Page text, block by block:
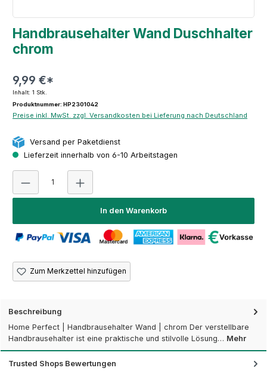
Handbrausehalter Wand Duschhalter
chrom
9,99 €*
Inhalt: 1 Stk.
Produktnummer: HP2301042
Preise inkl. MwSt. zzgl. Versandkosten bei Lieferung nach Deutschland
Versand per Paketdienst
Lieferzeit innerhalb von 6-10 Arbeitstagen
In den Warenkorb
Zum Merkzettel hinzufügen
Beschreibung
Home Perfect | Handbrausehalter Wand | chrom Der verstellbare
Handbrausehalter ist eine praktische und stilvolle Lösung… Mehr
Trusted Shops Bewertungen